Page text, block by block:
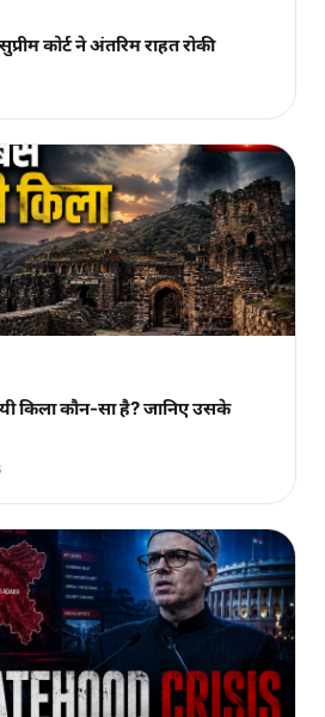
कोर्ट ने अंतरिम राहत रोकी
किला कौन-सा है? जानिए उसके